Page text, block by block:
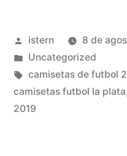
Publicado
por
istern
8 de
Publicado
en
Uncategorized
Etiquetas:
camisetas de futbol
camisetas futbol la plata,
2019